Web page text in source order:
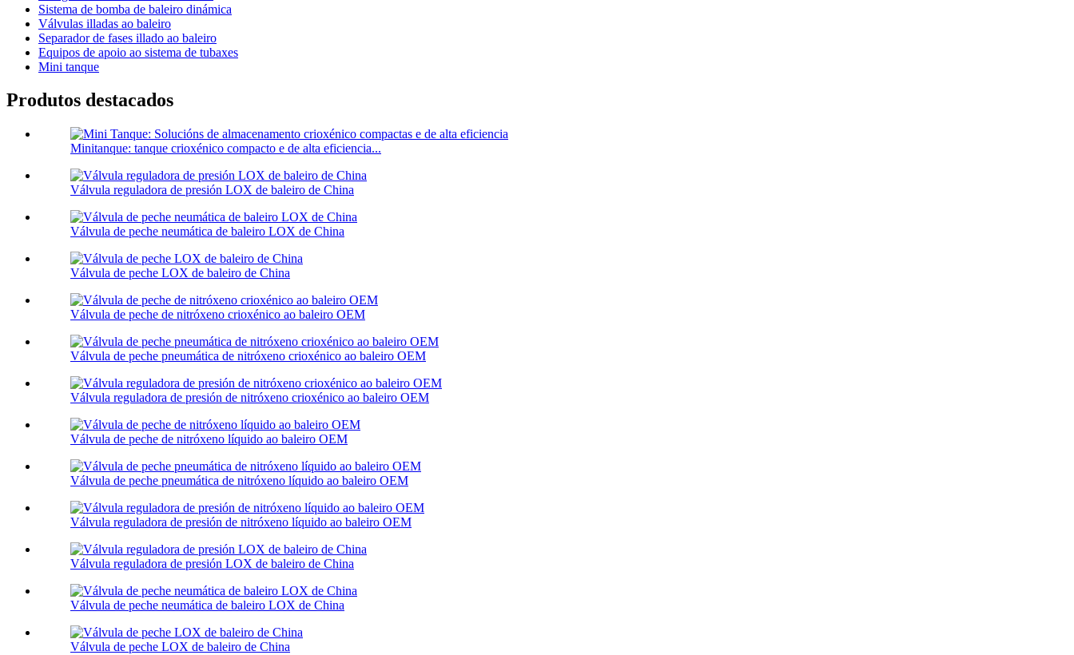
Sistema de bomba de baleiro dinámica
Válvulas illadas ao baleiro
Separador de fases illado ao baleiro
Equipos de apoio ao sistema de tubaxes
Mini tanque
Produtos destacados
Minitanque: tanque crioxénico compacto e de alta eficiencia...
Válvula reguladora de presión LOX de baleiro de China
Válvula de peche neumática de baleiro LOX de China
Válvula de peche LOX de baleiro de China
Válvula de peche de nitróxeno crioxénico ao baleiro OEM
Válvula de peche pneumática de nitróxeno crioxénico ao baleiro OEM
Válvula reguladora de presión de nitróxeno crioxénico ao baleiro OEM
Válvula de peche de nitróxeno líquido ao baleiro OEM
Válvula de peche pneumática de nitróxeno líquido ao baleiro OEM
Válvula reguladora de presión de nitróxeno líquido ao baleiro OEM
Válvula reguladora de presión LOX de baleiro de China
Válvula de peche neumática de baleiro LOX de China
Válvula de peche LOX de baleiro de China